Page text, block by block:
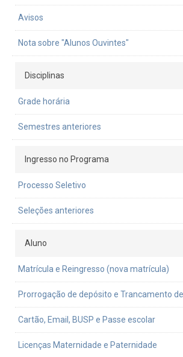
Avisos
Nota sobre "Alunos Ouvintes"
Disciplinas
Grade horária
Semestres anteriores
Ingresso no Programa
Processo Seletivo
Seleções anteriores
Aluno
Matrícula e Reingresso (nova matrícula)
Prorrogação de depósito e Trancamento
Cartão, Email, BUSP e Passe escolar
Licenças Maternidade e Paternidade